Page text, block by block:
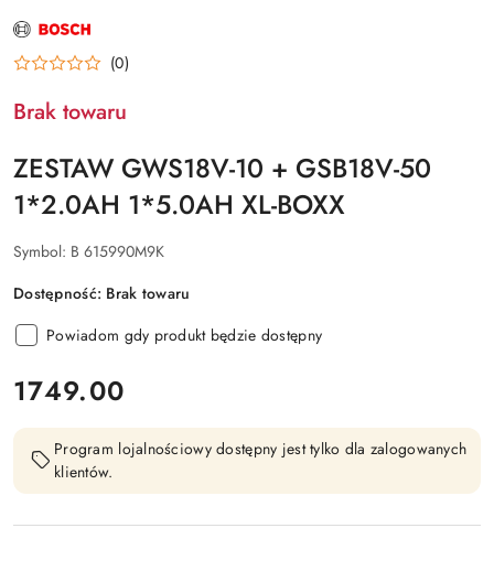
NAZWA
PRODUCENTA:
BOSCH (0)
Brak towaru
ZESTAW GWS18V-10 + GSB18V-50
1*2.0AH 1*5.0AH XL-BOXX
Symbol: B 615990M9K
Dostępność: Brak towaru
Powiadom gdy produkt będzie dostępny
cena:
1749.00
Program lojalnościowy dostępny jest tylko dla zalogowanych
klientów.